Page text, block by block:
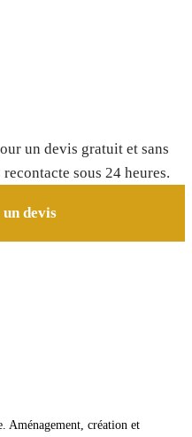
un devis gratuit et sans
sous 24 heures.
devis
Aménagement, création et